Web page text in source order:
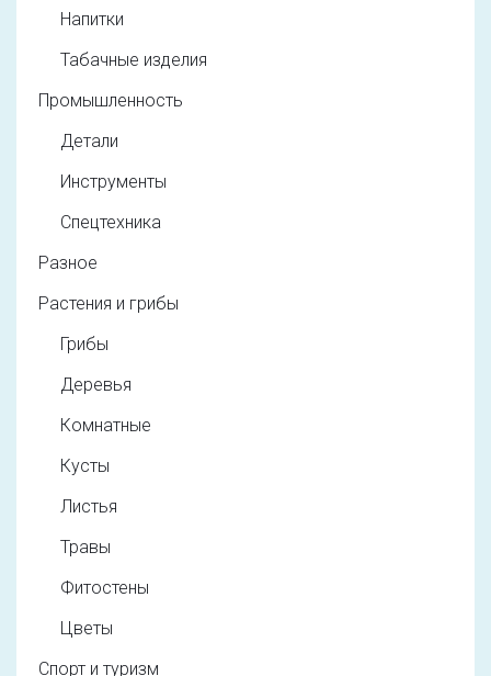
Напитки
Табачные изделия
Промышленность
Детали
Инструменты
Спецтехника
Разное
Растения и грибы
Грибы
Деревья
Комнатные
Кусты
Листья
Травы
Фитостены
Цветы
Спорт и туризм